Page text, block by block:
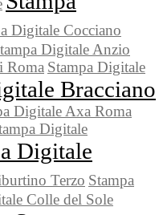
Digitale Cocciano
Digitale Anzio
Roma Stampa Digitale
Bracciano
Digitale Axa Roma
Digitale
Digitale
Terzo Stampa
Colle del Sole